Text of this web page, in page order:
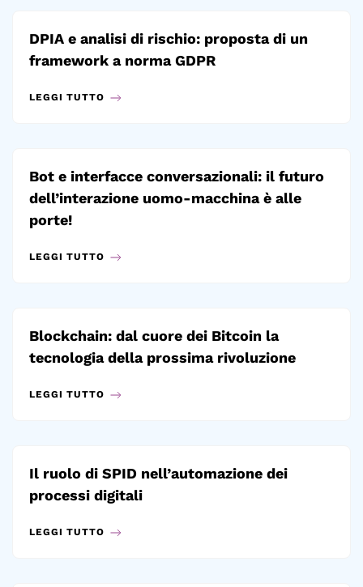
DPIA e analisi di rischio: proposta di un
framework a norma GDPR
LEGGI TUTTO
Bot e interfacce conversazionali: il futuro
dell’interazione uomo-macchina è alle
porte!
LEGGI TUTTO
Blockchain: dal cuore dei Bitcoin la
tecnologia della prossima rivoluzione
LEGGI TUTTO
Il ruolo di SPID nell’automazione dei
processi digitali
LEGGI TUTTO